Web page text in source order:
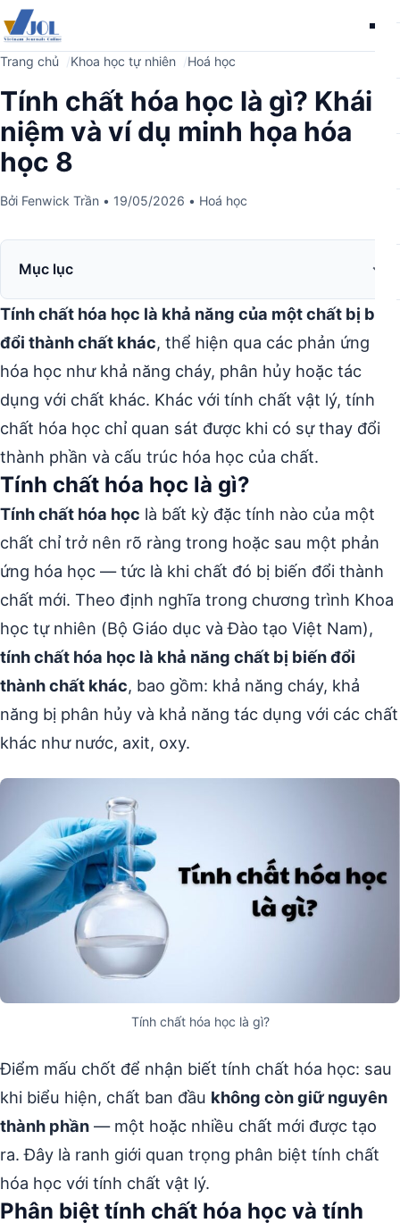
Trang chủ Khoa học tự nhiên Hoá học
Tính chất hóa học là gì? Khái
niệm và ví dụ minh họa hóa
học 8
Bởi Fenwick Trần • 19/05/2026 • Hoá học
Mục lục
Tính chất hóa học là khả năng của một chất bị biến
đổi thành chất khác, thể hiện qua các phản ứng
hóa học như khả năng cháy, phân hủy hoặc tác
dụng với chất khác. Khác với tính chất vật lý, tính
chất hóa học chỉ quan sát được khi có sự thay đổi
thành phần và cấu trúc hóa học của chất.
Tính chất hóa học là gì?
Tính chất hóa học là bất kỳ đặc tính nào của một
chất chỉ trở nên rõ ràng trong hoặc sau một phản
ứng hóa học — tức là khi chất đó bị biến đổi thành
chất mới. Theo định nghĩa trong chương trình Khoa
học tự nhiên (Bộ Giáo dục và Đào tạo Việt Nam),
tính chất hóa học là khả năng chất bị biến đổi
thành chất khác, bao gồm: khả năng cháy, khả
năng bị phân hủy và khả năng tác dụng với các chất
khác như nước, axit, oxy.
Tính chất hóa học là gì?
Điểm mấu chốt để nhận biết tính chất hóa học: sau
khi biểu hiện, chất ban đầu không còn giữ nguyên
thành phần — một hoặc nhiều chất mới được tạo
ra. Đây là ranh giới quan trọng phân biệt tính chất
hóa học với tính chất vật lý.
Phân biệt tính chất hóa học và tính